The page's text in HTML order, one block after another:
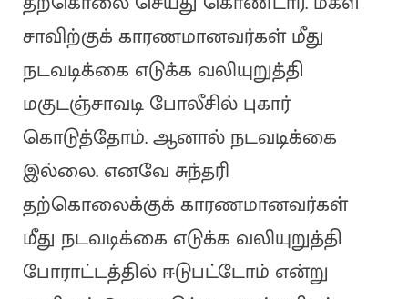
சாவிற்குக் காரணமானவர்கள் மீது
நடவடிக்கை எடுக்க வலியுறுத்தி
மகுடஞ்சாவடி போலீசில் புகார்
கொடுத்தோம். ஆனால் நடவடிக்கை
இல்லை. எனவே சுந்தரி
தற்கொலைக்குக் காரணமானவர்கள்
மீது நடவடிக்கை எடுக்க வலியுறுத்தி
போராட்டத்தில் ஈடுபட்டோம் என்று